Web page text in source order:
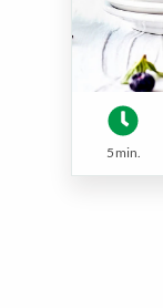
5 min.